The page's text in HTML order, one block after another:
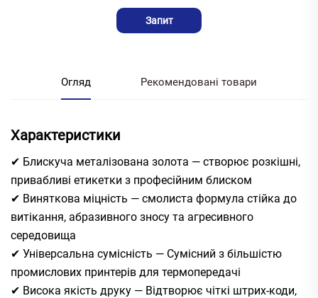
Запит
Огляд Рекомендовані товари
Характеристики
✔ Блискуча металізована золота — створює розкішні,
привабливі етикетки з професійним блиском
✔ Виняткова міцність — смолиста формула стійка до
витікання, абразивного зносу та агресивного
середовища
✔ Універсальна сумісність — Сумісний з більшістю
промислових принтерів для термопередачі
✔ Висока якість друку — Відтворює чіткі штрих-коди,